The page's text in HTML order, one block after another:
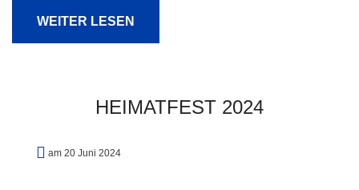
WEITER LESEN
HEIMATFEST 2024
am 20 Juni 2024